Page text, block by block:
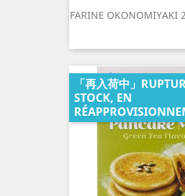
FARINE OKONOMIYAKI
「再入荷中」
STOCK, EN